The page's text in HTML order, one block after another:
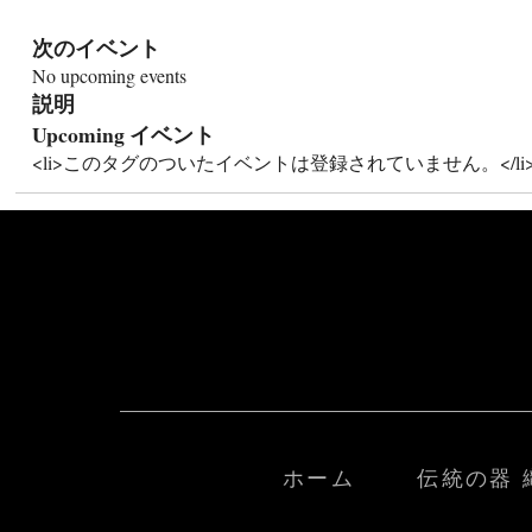
次のイベント
No upcoming events
説明
Upcoming イベント
<li>このタグのついたイベントは登録されていません。</
ホーム 伝統の器